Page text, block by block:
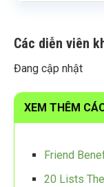
Các diễn viên
Đang cập nhật
XEM THÊM
Friend
20 Lists